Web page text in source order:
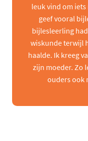
leuk vind om
geef vooral
bijlesleerling
wiskunde terwijl
haalde. Ik kreeg
zijn moeder. Zo
ouders ook